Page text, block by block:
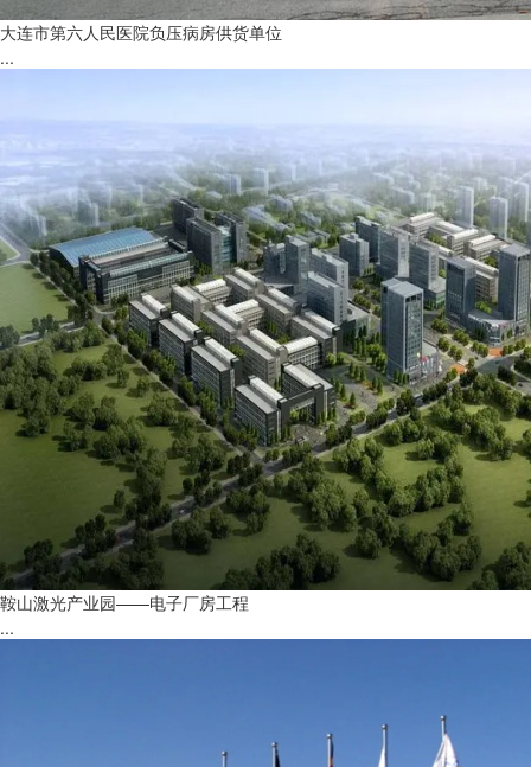
大连市第六人民医院负压病房供货单位
...
鞍山激光产业园——电子厂房工程
...